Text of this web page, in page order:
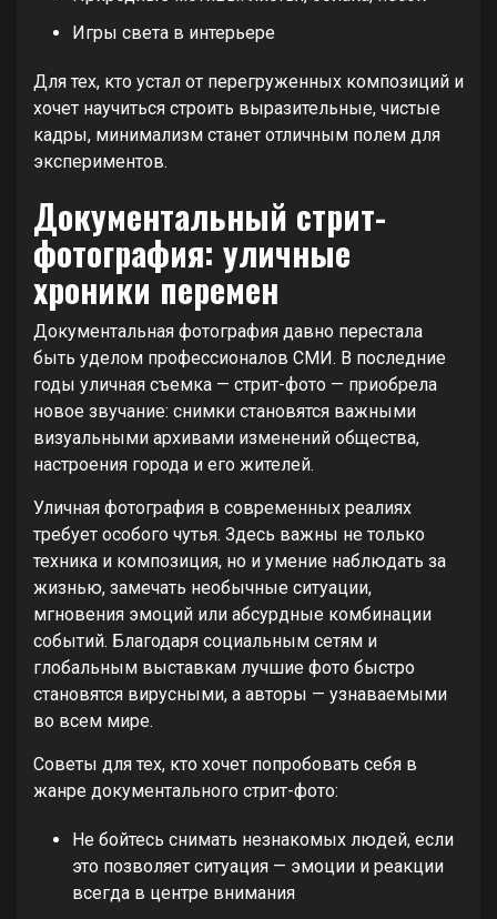
Игры света в интерьере
Для тех, кто устал от перегруженных композиций и
хочет научиться строить выразительные, чистые
кадры, минимализм станет отличным полем для
экспериментов.
Документальный стрит-
фотография: уличные
хроники перемен
Документальная фотография давно перестала
быть уделом профессионалов СМИ. В последние
годы уличная съемка — стрит-фото — приобрела
новое звучание: снимки становятся важными
визуальными архивами изменений общества,
настроения города и его жителей.
Уличная фотография в современных реалиях
требует особого чутья. Здесь важны не только
техника и композиция, но и умение наблюдать за
жизнью, замечать необычные ситуации,
мгновения эмоций или абсурдные комбинации
событий. Благодаря социальным сетям и
глобальным выставкам лучшие фото быстро
становятся вирусными, а авторы — узнаваемыми
во всем мире.
Советы для тех, кто хочет попробовать себя в
жанре документального стрит-фото:
Не бойтесь снимать незнакомых людей, если
это позволяет ситуация — эмоции и реакции
всегда в центре внимания